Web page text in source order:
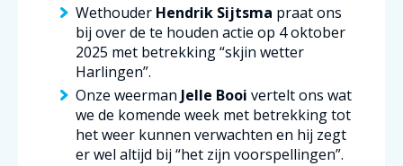
Wethouder Hendrik Sijtsma praat ons
bij over de te houden actie op 4 oktober
2025 met betrekking “skjin wetter
Harlingen”.
Onze weerman Jelle Booi vertelt ons wat
we de komende week met betrekking tot
het weer kunnen verwachten en hij zegt
er wel altijd bij “het zijn voorspellingen”.